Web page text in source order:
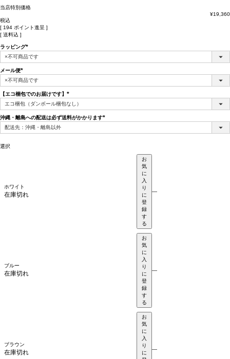
当店特別価格
¥19,360
税込
[ 194 ポイント進呈 ]
送料込
ラッピング
(必
メール便
(必
須)
【エコ梱包でのお届けです】
(必
須)
沖縄・離島への配送は必ず送料がかかります
選択
ホワイト
在庫切れ
お
気
に
入
り
に
登
録
す
る
—
ブルー
在庫切れ
お
気
に
入
り
に
登
録
す
る
—
ブラウン
在庫切れ
お
気
に
入
り
に
—